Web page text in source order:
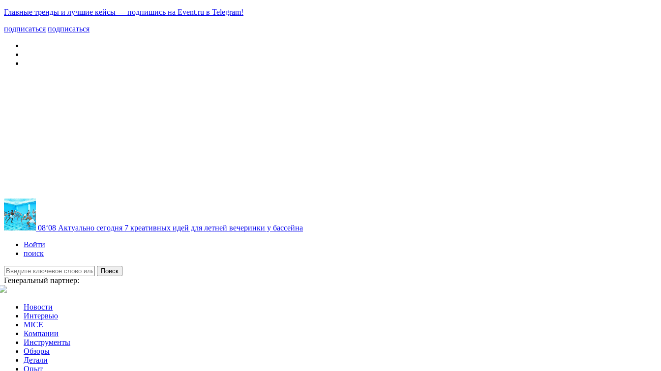
Главные тренды и лучшие кейсы — подпишись на Event.ru в Telegram!
подписаться подписаться
08‘08 Актуально сегодня 7 креативных идей для летней вечеринки у бассейна
Войти
поиск
Поиск
Генеральный партнер:
Новости
Интервью
MICE
Компании
Инструменты
Обзоры
Детали
Опыт